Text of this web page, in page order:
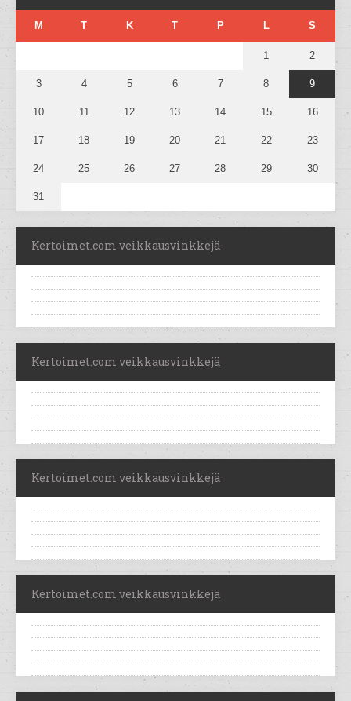
M T K T P L S
1 2
3 4 5 6 7 8 9
10 11 12 13 14 15 16
17 18 19 20 21 22 23
24 25 26 27 28 29 30
31
Kertoimet.com veikkausvinkkejä
Kertoimet.com veikkausvinkkejä
Kertoimet.com veikkausvinkkejä
Kertoimet.com veikkausvinkkejä